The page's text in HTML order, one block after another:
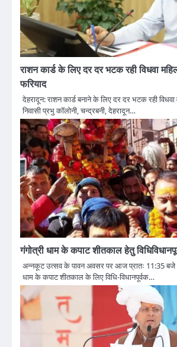
राशन कार्ड के लिए दर दर भटक रही विधवा
फरियाद
देहरादून: राशन कार्ड बनाने के लिए दर दर भटक रही विधवा
निवासी प्रभु कॉलोनी, चन्द्रबनी, देहरादून…
गंगोत्री धाम के कपाट शीतकाल हेतु
अन्नकूट उत्सव के पावन अवसर पर आज प्रातः 11:35 बजे
धाम के कपाट शीतकाल के लिए विधि-विधानपूर्वक…